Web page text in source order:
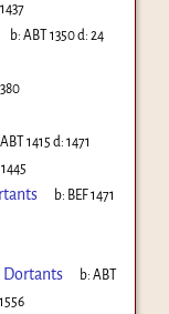
b:ABT 1350d:24
ABT 1415 d:1471
b: BEF 1471
Dortants b:ABT